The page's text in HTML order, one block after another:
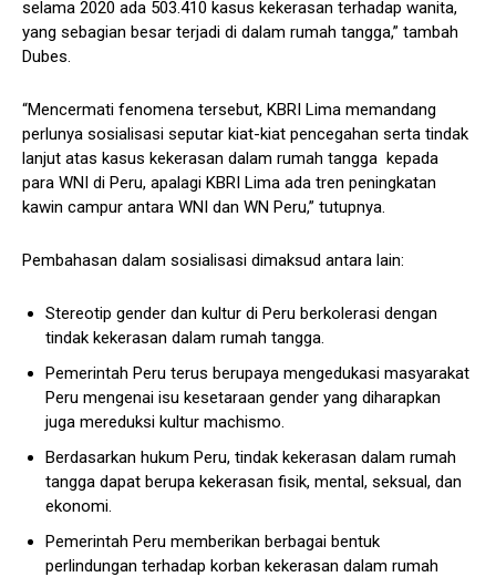
selama 2020 ada 503.410 kasus kekerasan terhadap wanita,
yang sebagian besar terjadi di dalam rumah tangga,” tambah
Dubes.
“Mencermati fenomena tersebut, KBRI Lima memandang
perlunya sosialisasi seputar kiat-kiat pencegahan serta tindak
lanjut atas kasus kekerasan dalam rumah tangga kepada
para WNI di Peru, apalagi KBRI Lima ada tren peningkatan
kawin campur antara WNI dan WN Peru,” tutupnya.​
Pembahasan dalam sosialisasi dimaksud antara lain:​
Stereotip gender dan kultur di Peru berkolerasi dengan
tindak kekerasan dalam rumah tangga.
Pemerintah Peru terus berupaya mengedukasi masyarakat
Peru mengenai isu kesetaraan gender yang diharapkan
juga mereduksi kultur machismo.
Berdasarkan hukum Peru, tindak kekerasan dalam rumah
tangga dapat berupa kekerasan fisik, mental, seksual, dan
ekonomi.
Pemerintah Peru memberikan berbagai bentuk
perlindungan terhadap korban kekerasan dalam rumah